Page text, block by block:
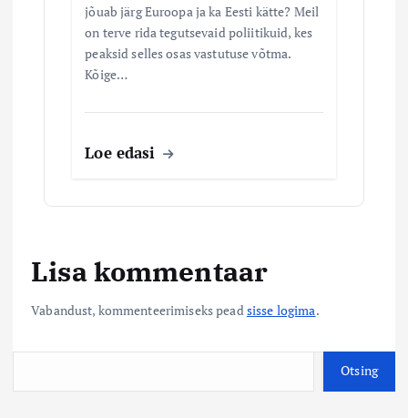
jõuab järg Euroopa ja ka Eesti kätte? Meil
on terve rida tegutsevaid poliitikuid, kes
peaksid selles osas vastutuse võtma.
Kõige…
Loe edasi
Lisa kommentaar
Vabandust, kommenteerimiseks pead sisse logima.
Otsing